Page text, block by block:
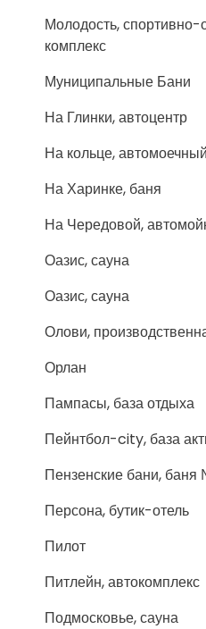
Молодость, спортивно-
комплекс
Муниципальные Бани
На Глинки, автоцентр
На кольце,
На Харинке, баня
На Чередовой,
Оазис, сауна
Оазис, сауна
Олови,
Орлан
Пампасы, база отдыха
Пейнтбол-city, база
Пензенские бани,
Персона, бутик-отель
Пилот
Питлейн, автокомплекс
Подмосковье, сауна